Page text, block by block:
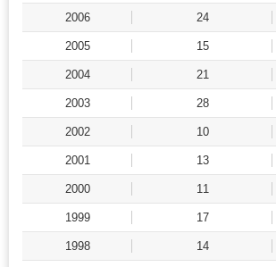
2006 24
2005 15
2004 21
2003 28
2002 10
2001 13
2000 11
1999 17
1998 14